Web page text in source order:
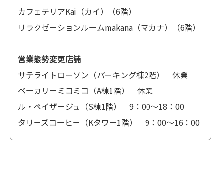
カフェテリアKai（カイ）（6階）
リラクゼーションルームmakana（マカナ）（6階）
営業態勢変更店舗
サテライトローソン（パーキング棟2階） 休業
ベーカリーミコミコ（A棟1階） 休業
ル・ペイザージュ（S棟1階） 9：00～18：00
タリーズコーヒー（Kタワー1階） 9：00～16：00